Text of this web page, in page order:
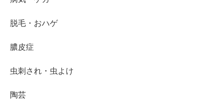
脱毛・おハゲ
膿皮症
虫刺され・虫よけ
陶芸